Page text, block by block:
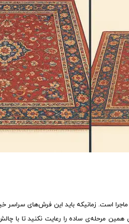
است. زمانیکه باید این فرش‌های سراسر
مرحله‌ی ساده را رعایت نکنید تا با